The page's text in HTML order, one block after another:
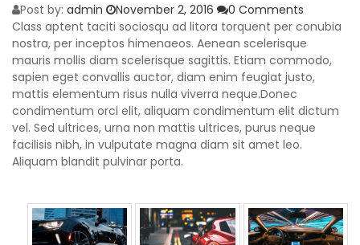
Post by: admin November 2, 2016
0 Comments
Class aptent taciti sociosqu ad litora torquent per conubia
nostra, per inceptos himenaeos. Aenean scelerisque
mauris mollis diam scelerisque sagittis. Etiam commodo,
sapien eget convallis auctor, diam enim feugiat justo,
mattis elementum risus nulla viverra neque.Donec
condimentum orci elit, aliquam condimentum elit dictum
vel. Sed ultrices, urna non mattis ultrices, purus neque
facilisis nibh, in vulputate magna diam sit amet leo.
Aliquam blandit pulvinar porta.